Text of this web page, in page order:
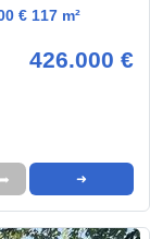
€ 117 m²
426.000 €
➦ ➜